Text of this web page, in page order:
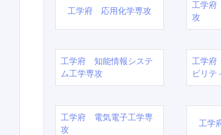
工学府 応用化学専攻
工学府
攻
工学府 知能情報システ
ム工学専攻
工学府
ビリテ
工学府 電気電子工学専
攻
工学